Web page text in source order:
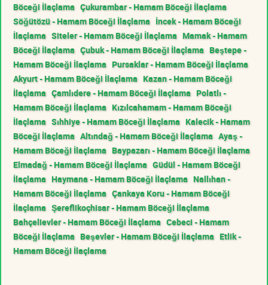
Böceği İlaçlama Çukurambar - Hamam Böceği İlaçlama
Söğütözü - Hamam Böceği İlaçlama İncek - Hamam Böceği
İlaçlama Siteler - Hamam Böceği İlaçlama Mamak - Hamam
Böceği İlaçlama Çubuk - Hamam Böceği İlaçlama Beştepe -
Hamam Böceği İlaçlama Pursaklar - Hamam Böceği İlaçlama
Akyurt - Hamam Böceği İlaçlama Kazan - Hamam Böceği
İlaçlama Çamlıdere - Hamam Böceği İlaçlama Polatlı -
Hamam Böceği İlaçlama Kızılcahamam - Hamam Böceği
İlaçlama Sıhhiye - Hamam Böceği İlaçlama Kalecik - Hamam
Böceği İlaçlama Altındağ - Hamam Böceği İlaçlama Ayaş -
Hamam Böceği İlaçlama Baypazarı - Hamam Böceği İlaçlama
Elmadağ - Hamam Böceği İlaçlama Güdül - Hamam Böceği
İlaçlama Haymana - Hamam Böceği İlaçlama Nallıhan -
Hamam Böceği İlaçlama Çankaya Koru - Hamam Böceği
İlaçlama Şereflikoçhisar - Hamam Böceği İlaçlama
Bahçelievler - Hamam Böceği İlaçlama Cebeci - Hamam
Böceği İlaçlama Beşevler - Hamam Böceği İlaçlama Etlik -
Hamam Böceği İlaçlama